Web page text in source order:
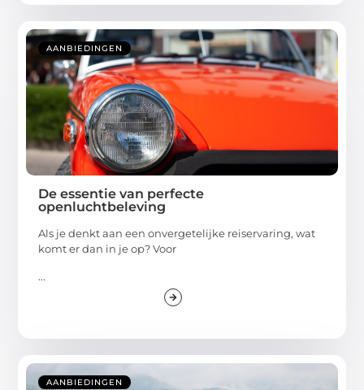
AANBIEDINGEN
De essentie van perfecte
openluchtbeleving
Als je denkt aan een onvergetelijke reiservaring, wat
komt er dan in je op? Voor
...
AANBIEDINGEN